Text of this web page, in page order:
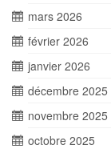
mars 2026
février 2026
janvier 2026
décembre 2025
novembre 2025
octobre 2025